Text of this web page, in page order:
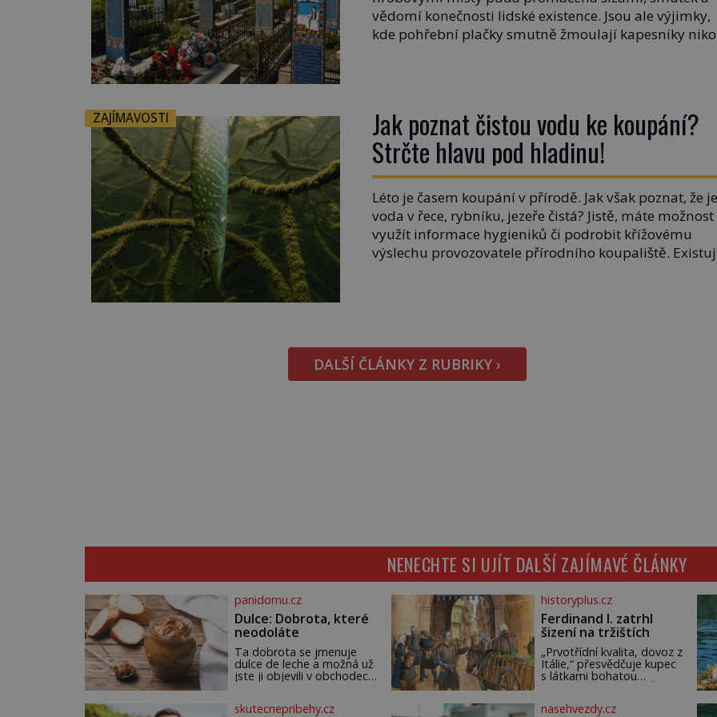
vědomí konečnosti lidské existence. Jsou ale výjimky,
kde pohřební plačky smutně žmoulají kapesníky
nedaleko hranic […]
ZAJÍMAVOSTI Jak poznat čistou vodu ke koupání?
Strčte hlavu pod hladinu!
Léto je časem koupání v přírodě. Jak však poznat, že je
voda v řece, rybníku, jezeře čistá? Jistě, máte možnost
využít informace hygieniků či podrobit křížovému
výslechu provozovatele přírodního koupaliště.
DALŠÍ ČLÁNKY Z RUBRIKY ›
NENECHTE SI UJÍT DALŠÍ ZAJÍMAVÉ ČLÁNKY
panidomu.cz
Dulce: Dobrota, které
neodoláte
Ta dobrota se jmenuje
dulce de leche a možná už
jste ji objevili v obchodech.
ještě lepší. Název je
historyplus.cz
Ferdinand I. zatrhl
šizení na tržištích
„Prvotřídní kvalita, dovoz z
Itálie,“ přesvědčuje kupec
s látkami bohatou
mušelínu. „Vezmu si pět
skutecnepribehy.cz nasehvezdy.cz